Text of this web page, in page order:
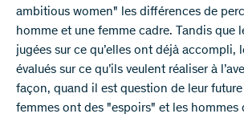
ambitious women" les différences de
homme et une femme cadre. Tandis que
jugées sur ce qu’elles ont déjà accompli,
évalués sur ce qu’ils veulent réaliser à
façon, quand il est question de leur
femmes ont des "espoirs" et les hommes